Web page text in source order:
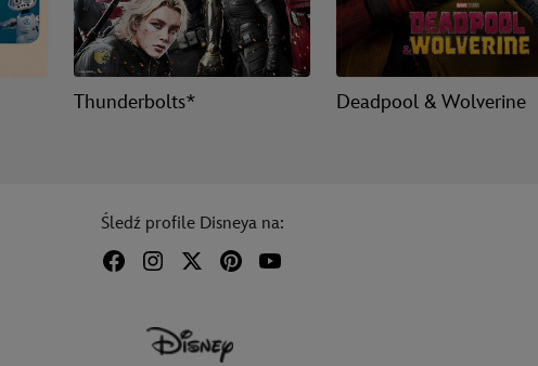
Thunderbolts* Deadpool & Wolverine
Śledź profile Disneya na: